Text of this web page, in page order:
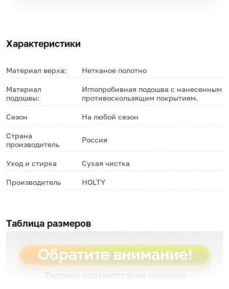
Характеристики
Материал верха: Нетканое полотно
Материал
подошвы:
Иглопробивная подошва с нанесенным
противоскользящим покрытием.
Сезон На любой сезон
Страна
производитель
Россия
Уход и стирка Сухая чистка
Производитель HOLTY
Таблица размеров